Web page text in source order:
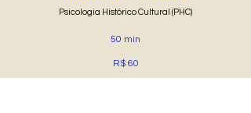
Psicologia Histórico Cultural (PHC)
50 min
R$ 60